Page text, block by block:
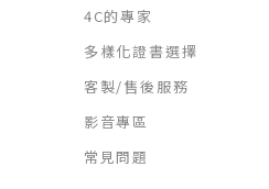
4C的專家
多樣化證書選擇
客製/售後服務
影音專區
常見問題